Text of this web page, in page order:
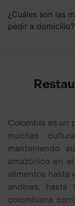
¿Cuáles son las
pedir a domicilio?
Colombia es un
muchas
manteniendo
amazónico en
alimentos hasta
andinas,
colombiana